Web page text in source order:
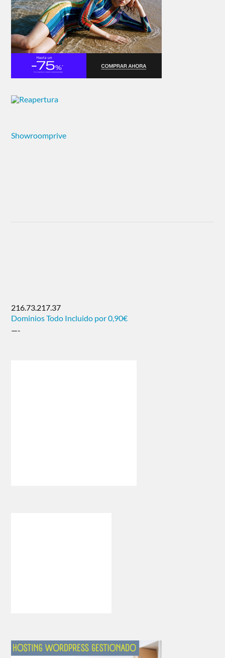
Showroomprive
216.73.217.37
Dominios Todo Incluido por 0,90€
—-